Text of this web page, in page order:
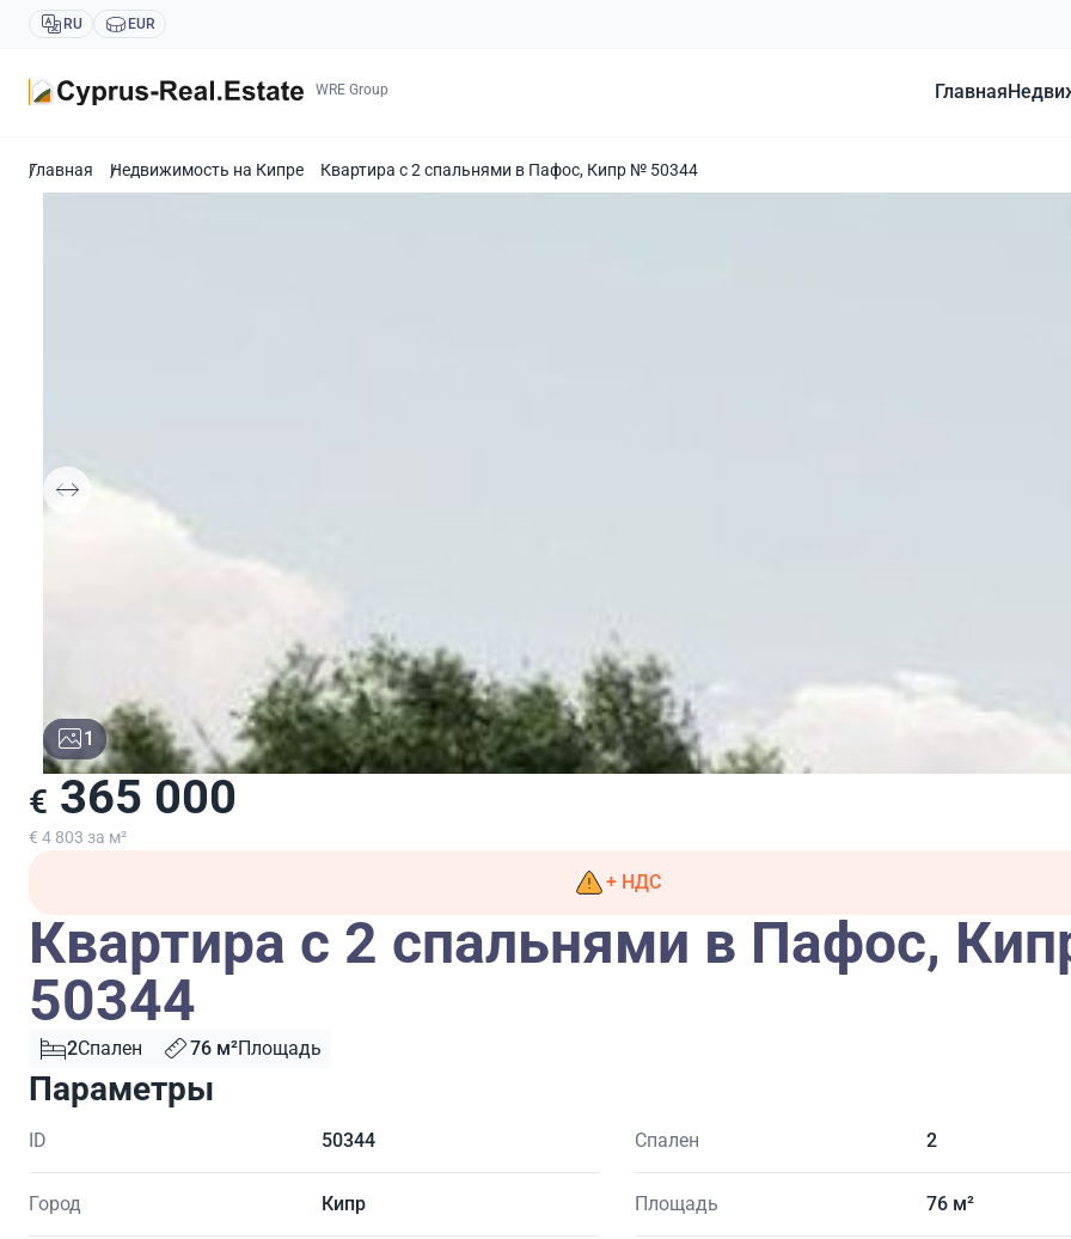
RU EUR
WRE Group Главная
Главная Недвижимость на Кипре Квартира с 2 спальнями в Пафос, Кипр № 50344
1
€ 365 000
€ 4 803 за м²
+ НДС
Квартира с 2 спальнями в Пафос,
50344
2Спален 76 м²Площадь
Параметры
ID 50344
Город Кипр
Спален 2
Площадь 76 м²